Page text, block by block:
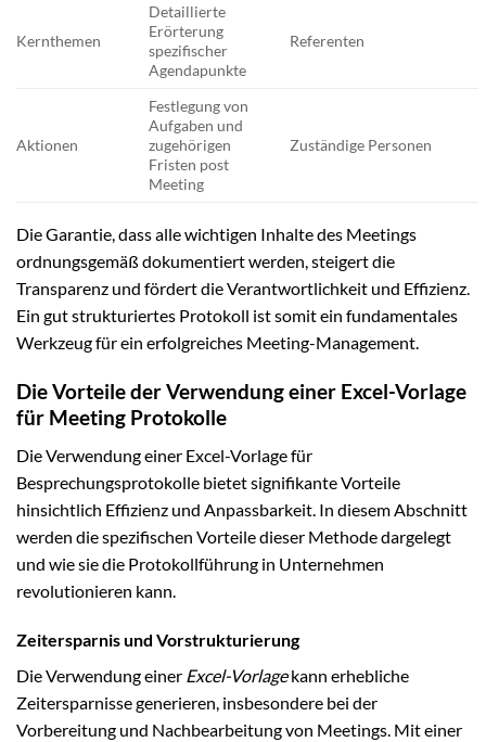
Kernthemen
Detaillierte
Erörterung
spezifischer
Agendapunkte
Referenten
Aktionen
Festlegung von
Aufgaben und
zugehörigen
Fristen post
Meeting
Zuständige Personen
Die Garantie, dass alle wichtigen Inhalte des Meetings
ordnungsgemäß dokumentiert werden, steigert die
Transparenz und fördert die Verantwortlichkeit und Effizienz.
Ein gut strukturiertes Protokoll ist somit ein fundamentales
Werkzeug für ein erfolgreiches Meeting-Management.
Die Vorteile der Verwendung einer Excel-Vorlage
für Meeting Protokolle
Die Verwendung einer Excel-Vorlage für
Besprechungsprotokolle bietet signifikante Vorteile
hinsichtlich Effizienz und Anpassbarkeit. In diesem Abschnitt
werden die spezifischen Vorteile dieser Methode dargelegt
und wie sie die Protokollführung in Unternehmen
revolutionieren kann.
Zeitersparnis und Vorstrukturierung
Die Verwendung einer Excel-Vorlagekann erhebliche
Zeitersparnisse generieren, insbesondere bei der
Vorbereitung und Nachbearbeitung von Meetings. Mit einer